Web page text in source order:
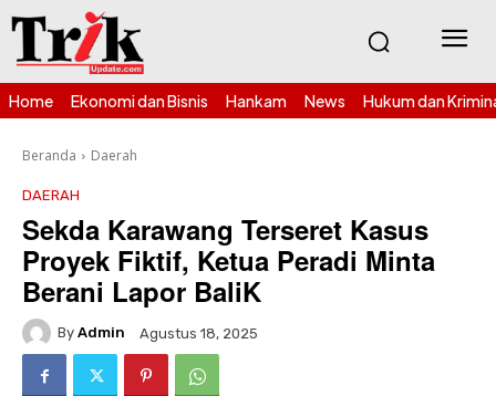
Home Ekonomi dan Bisnis Hankam News Hukum dan
Beranda Daerah
DAERAH
Sekda Karawang Terseret Kasus
Proyek Fiktif, Ketua Peradi Minta
Berani Lapor BaliK
By Admin Agustus 18, 2025